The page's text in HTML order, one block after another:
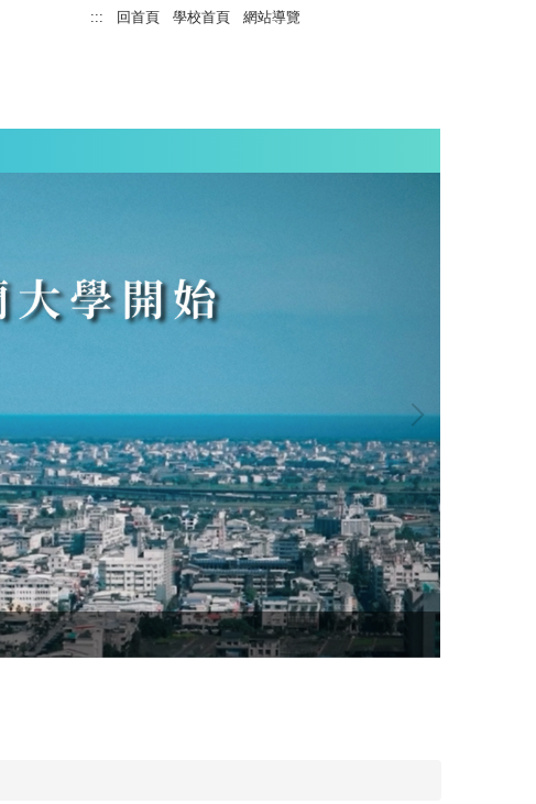
::: 回首頁 學校首頁 網站導覽